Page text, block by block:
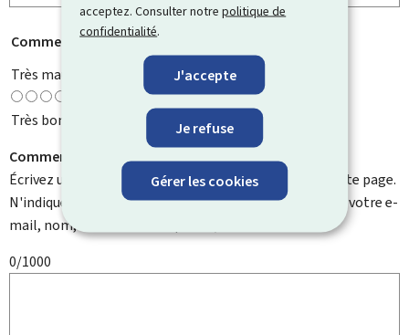
acceptez. Consulter notrepolitique de
confidentialité.
J'accepte
Je refuse
Gérer les cookies
Comment évaluez-vous cette page ?
Très mauvaise
Très bonne
Comment pouvons-nous l'améliorer ?
Écrivez un commentaire et aidez-nous à améliorer cette page.
N'indiquez pas d'informations personnelles telles que votre e-
mail, nom, numéro de téléphone, etc.
0/1000